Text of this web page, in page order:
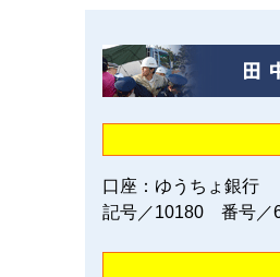
口座：ゆうちょ銀行
記号／10180 番号／